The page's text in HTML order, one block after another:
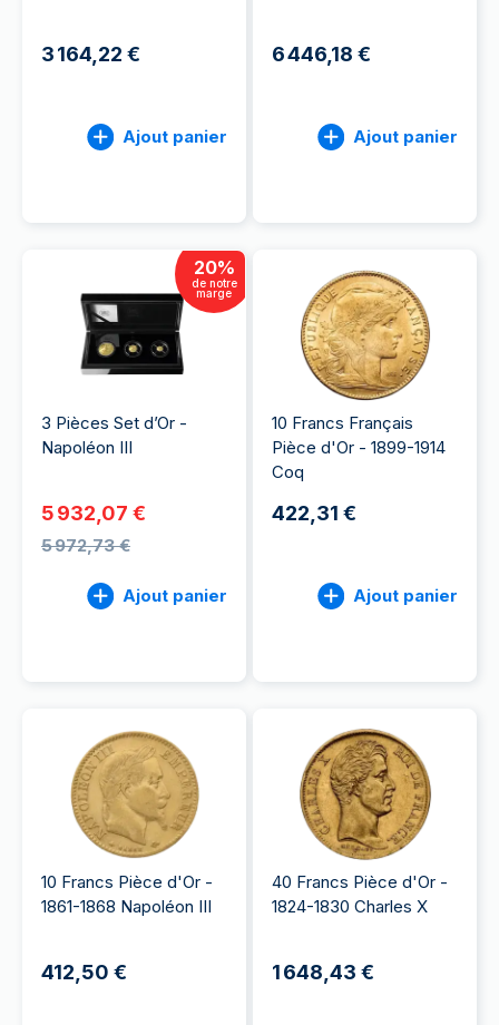
3 164,22 €
Ajout panier
6 446,18 €
Ajout panier
20%
de notre
marge
3 Pièces Set d’Or -
Napoléon III
5 932,07 €
5 972,73 €
Ajout panier
10 Francs Français
Pièce d'Or - 1899-1914
Coq
422,31 €
Ajout panier
10 Francs Pièce d'Or -
1861-1868 Napoléon III
412,50 €
40 Francs Pièce d'Or -
1824-1830 Charles X
1 648,43 €